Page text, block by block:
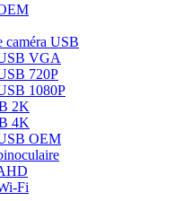
caméra USB
VGA
720P
1080P
2K
4K
OEM
Fi